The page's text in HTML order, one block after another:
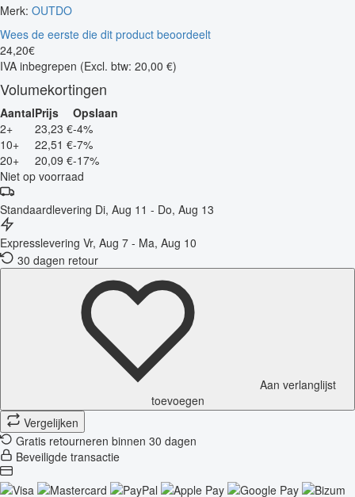
Merk: OUTDO
Wees de eerste die dit product beoordeelt
24,20€
IVA inbegrepen (Excl. btw: 20,00 €)
Volumekortingen
AantalPrijs
Opslaan
2+
23,23 €-4%
10+
22,51 €-7%
20+
20,09 €-17%
Niet op voorraad
Standaardlevering Di, Aug 11 - Do, Aug 13
Expresslevering Vr, Aug 7 - Ma, Aug 10
30 dagen retour
Aan verlanglijst
toevoegen
Vergelijken
Gratis retourneren binnen 30 dagen
Beveiligde transactie